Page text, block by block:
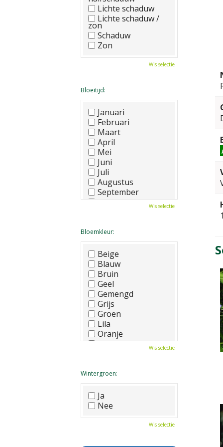
Lichte schaduw
Lichte schaduw /
zon
Schaduw
Zon
Wis selectie
Bloeitijd:
Januari
Februari
Maart
April
Mei
Juni
Juli
Augustus
September
Oktober
Wis selectie
Bloemkleur:
Beige
Blauw
Bruin
Geel
Gemengd
Grijs
Groen
Lila
Oranje
Paars
Wit
Zwart
Wis selectie
Wintergroen:
Ja
Nee
Wis selectie